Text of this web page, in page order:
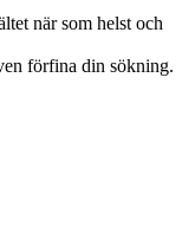
när som helst och
förfina din sökning.